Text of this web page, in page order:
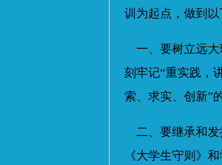
训为起点，做到
一、要树立远大
刻牢记“重实践，
索、求实、创新”
二、要继承和发
《大学生守则》